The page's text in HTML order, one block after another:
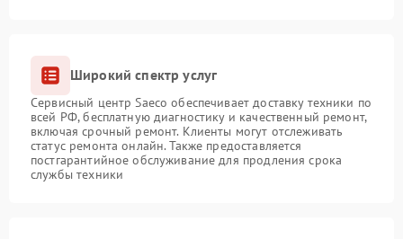
Широкий спектр услуг
Сервисный центр Saeco обеспечивает доставку техники по
всей РФ, бесплатную диагностику и качественный ремонт,
включая срочный ремонт. Клиенты могут отслеживать
статус ремонта онлайн. Также предоставляется
постгарантийное обслуживание для продления срока
службы техники